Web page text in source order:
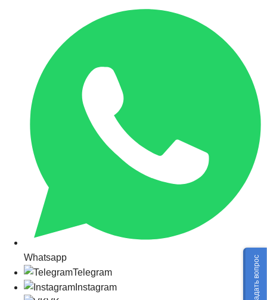
Whatsapp
Telegram
Instagram
Задать вопрос